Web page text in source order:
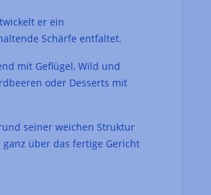
er ein
Schärfe entfaltet.
mit Geflügel, Wild und
oder Desserts mit
seiner weichen Struktur
über das fertige Gericht